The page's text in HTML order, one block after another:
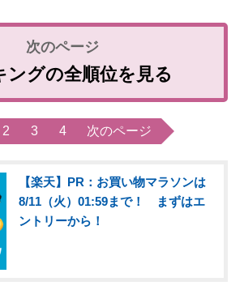
ングの全順位を見る
2 3 4 次のページ
【楽天】PR：お買い物マラソンは
8/11（火）01:59まで！ まずはエ
ントリーから！